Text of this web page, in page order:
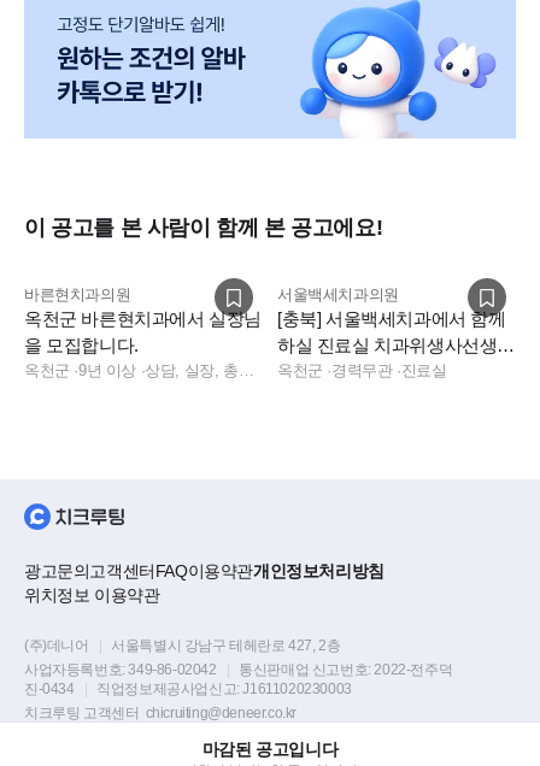
마감된 공고입니다
이 공고를 본 사람이 함께 본 공고에요!
바른현치과의원
옥천군 바른현치과에서 실장님
을 모집합니다.
옥천군 ·9년 이상 · 상담, 실장, 총괄실장
서울백세치과의원
[충북] 서울백세치과에서 함께
하실 진료실 치과위생사선생님
을 모집합니다
옥천군 ·경력무관·진료실
광고문의고객센터FAQ이용약관개인정보처리방침
위치정보 이용약관
(주)데니어
서울특별시 강남구 테헤란로 427, 2층
사업자등록번호:349-86-02042 통신판매업 신고번호:2022-전주덕
진-0434
직업정보제공사업신고:J1611020230003
치크루팅 고객센터 chicruiting@deneer.co.kr
Copyright © DENEER Corp. all rights reserved.